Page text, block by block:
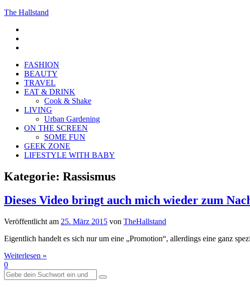
The Hallstand
FASHION
BEAUTY
TRAVEL
EAT & DRINK
Cook & Shake
LIVING
Urban Gardening
ON THE SCREEN
SOME FUN
GEEK ZONE
LIFESTYLE WITH BABY
Kategorie: Rassismus
Dieses Video bringt auch mich wieder zum
Veröffentlicht am 25. März 2015 von TheHallstand
Eigentlich handelt es sich nur um eine „Promotion“, allerdings eine ganz
Weiterlesen »
0
Suche
nach: